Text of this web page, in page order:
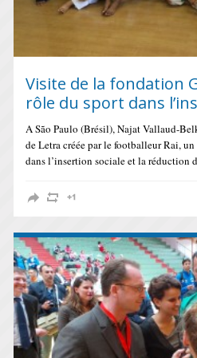
Visite de la fondation
rôle du sport dans
A São Paulo (Brésil), Najat Vallaud-
de Letra créée par le footballeur Rai,
dans l’insertion sociale et la réduction